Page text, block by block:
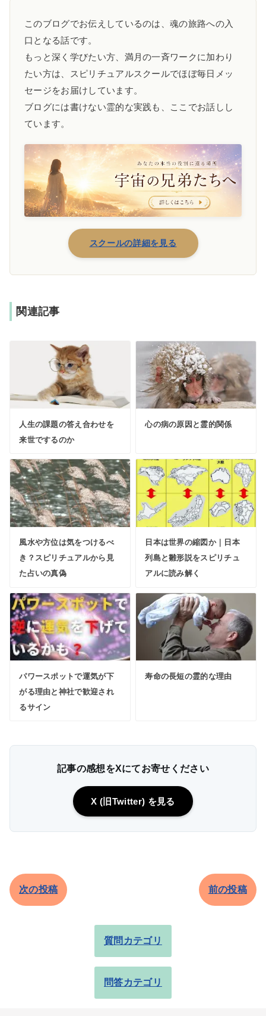
このブログでお伝えしているのは、魂の旅路への入
口となる話です。
もっと深く学びたい方、満月の一斉ワークに加わり
たい方は、スピリチュアルスクールでほぼ毎日メッ
セージをお届けしています。
ブログには書けない霊的な実践も、ここでお話しし
ています。
スクールの詳細を見る
関連記事
人生の課題の答え合わせを
来世でするのか
心の病の原因と霊的関係
風水や方位は気をつけるべ
き？スピリチュアルから見
た占いの真偽
日本は世界の縮図か｜日本
列島と雛形説をスピリチュ
アルに読み解く
パワースポットで運気が下
がる理由と神社で歓迎され
るサイン
寿命の長短の霊的な理由
記事の感想をXにてお寄せください
X (旧Twitter) を見る
次の投稿 前の投稿
質問カテゴリ
問答カテゴリ